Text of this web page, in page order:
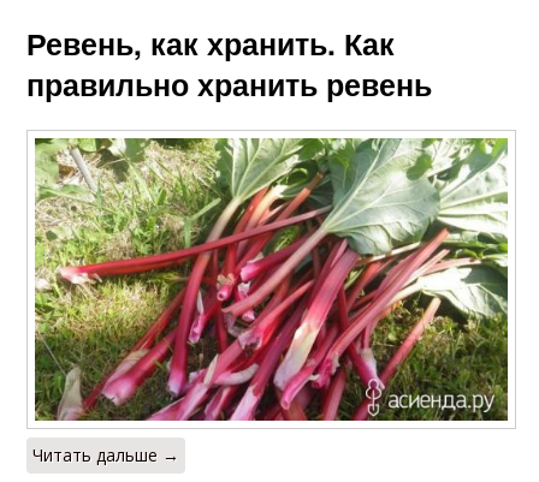
Ревень, как хранить. Как
правильно хранить ревень
Читать дальше →